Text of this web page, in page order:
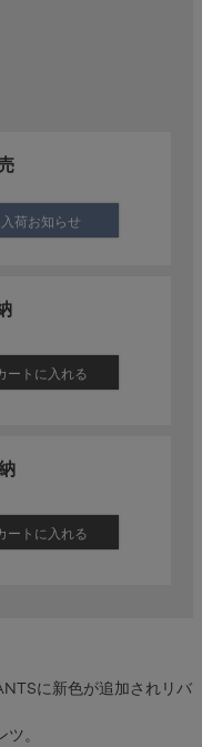
入荷お知らせ
ートに入れる
ートに入れる
に新色が追加されリバ
。